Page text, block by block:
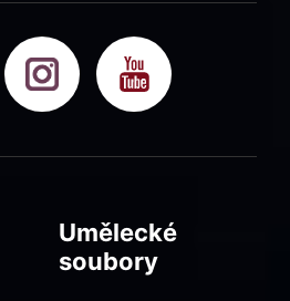
Umělecké
soubory